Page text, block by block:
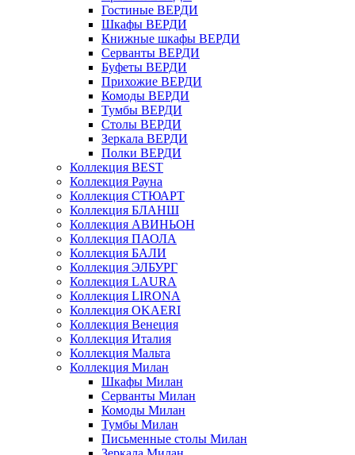
Гостиные ВЕРДИ
Шкафы ВЕРДИ
Книжные шкафы ВЕРДИ
Серванты ВЕРДИ
Буфеты ВЕРДИ
Прихожие ВЕРДИ
Комоды ВЕРДИ
Тумбы ВЕРДИ
Столы ВЕРДИ
Зеркала ВЕРДИ
Полки ВЕРДИ
Коллекция BEST
Коллекция Рауна
Коллекция СТЮАРТ
Коллекция БЛАНШ
Коллекция АВИНЬОН
Коллекция ПАОЛА
Коллекция БАЛИ
Коллекция ЭЛБУРГ
Коллекция LAURA
Коллекция LIRONA
Коллекция OKAERI
Коллекция Венеция
Коллекция Италия
Коллекция Мальта
Коллекция Милан
Шкафы Милан
Серванты Милан
Комоды Милан
Тумбы Милан
Письменные столы Милан